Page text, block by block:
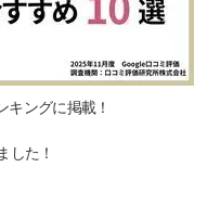
キングに掲載！
た！